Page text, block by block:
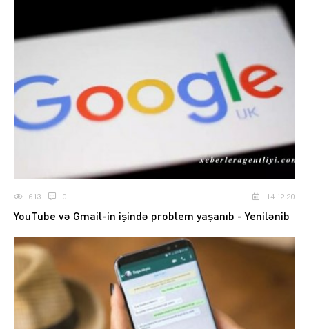
613 0 14.12.20
YouTube və Gmail-in işində problem yaşanıb - Yenilənib